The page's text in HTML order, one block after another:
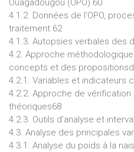
4.1.2. Données de l’OPO,
traitement 62
4.1.3. Autopsies verbales des
4.2. Approche
concepts et des
4.2.1. Variables et indicateurs
4.2.2. Approche de
théoriques68
4.2.3. Outils d’analyse et
4.3. Analyse des principales
4.3.1. Analyse du poids à la